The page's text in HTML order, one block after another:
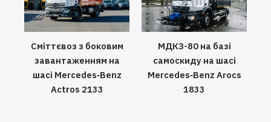
Сміттєвоз з боковим
завантаженням на
шасі Mercedes‑Benz
Actros 2133
МДКЗ-80 на базі
самоскиду на шасі
Mercedes‑Benz Arocs
1833